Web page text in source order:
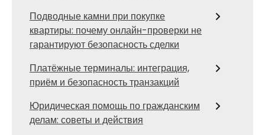
Подводные камни при покупке
квартиры: почему онлайн-проверки не
гарантируют безопасность сделки
Платёжные терминалы: интеграция,
приём и безопасность транзакций
Юридическая помощь по гражданским
делам: советы и действия